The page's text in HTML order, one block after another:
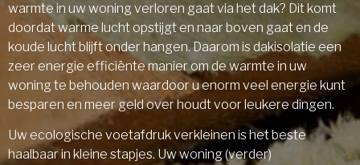
warmte in uw woning verloren gaat via het dak? Dit komt
doordat warme lucht opstijgt en naar boven gaat en de
koude lucht blijft onder hangen. Daarom is dakisolatie een
zeer energie efficiënte manier om de warmte in uw
woning te behouden waardoor u enorm veel energie kunt
besparen en meer geld over houdt voor leukere dingen.
Uw ecologische voetafdruk verkleinen is het beste
haalbaar in kleine stapjes. Uw woning (verder)